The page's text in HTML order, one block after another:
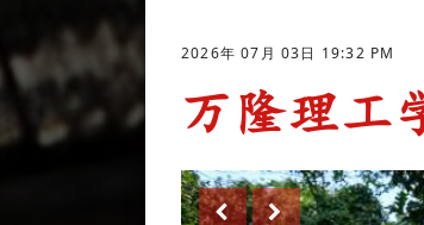
2026年 07月 03日 19:32 PM
万隆理工